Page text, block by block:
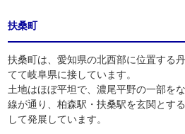
扶桑町
扶桑町は、愛知県の北西部に位置する
てて岐阜県に接しています。
土地はほぼ平坦で、濃尾平野の一部を
線が通り、柏森駅・扶桑駅を玄関とす
して発展しています。